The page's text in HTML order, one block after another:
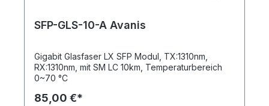
SFP-GLS-10-A Avanis
Gigabit Glasfaser LX SFP Modul, TX:1310nm,
RX:1310nm, mit SM LC 10km, Temperaturbereich
0~70 °C
85,00 €*